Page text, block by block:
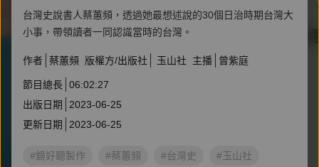
台灣史說書人蔡蕙頻，透過她最想述說的30個日治時期台灣大
小事，帶領讀者一同認識當時的台灣。
作者 蔡蕙頻 版權方/出版社 玉山社 主播 曾紫庭
節目總長 06:02:27
出版日期
2023-06-25
更新日期
2023-06-25
#鏡好聽製作 #蔡蕙頻 #台灣史 #玉山社